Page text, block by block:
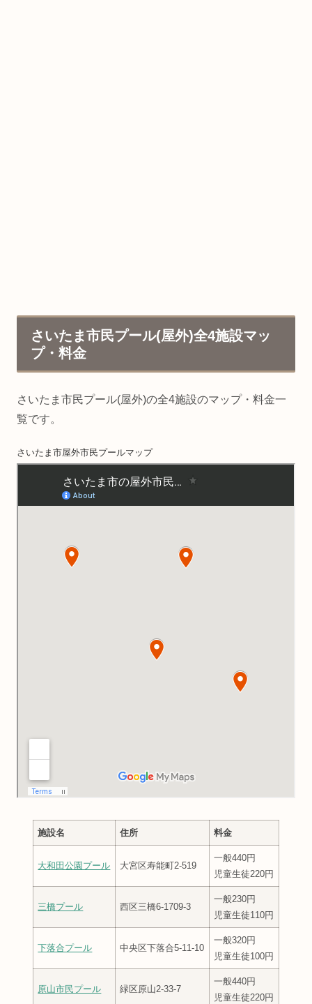
さいたま市民プール(屋外)全4施設マッ
プ・料金
さいたま市民プール(屋外)の全4施設のマップ・料金一
覧です。
さいたま市屋外市民プールマップ
施設名 住所 料金
大和田公園プール 大宮区寿能町2-519
一般440円
児童生徒220円
三橋プール 西区三橋6-1709-3
一般230円
児童生徒110円
下落合プール 中央区下落合5-11-10
一般320円
児童生徒100円
原山市民プール 緑区原山2-33-7
一般440円
児童生徒220円